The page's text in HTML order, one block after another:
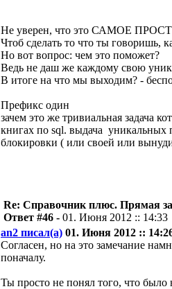
Не уверен, что это САМОЕ
Чтоб сделать то что ты говоришь,
Но вот вопрос: чем это поможет?
Ведь не даш же каждому свою
В итоге на что мы выходим? -
Префикс один
зачем это же тривиальная задача
книгах по sql. выдача уникальных
блокировки ( или своей или
Re: Справочник плюс. Прямая
Ответ #46 - 01. Июня 2012 :: 14:33
an2 писал(а) 01. Июня 2012 ::
Согласен, но на это замечание
поначалу.
Ты просто не понял того, что